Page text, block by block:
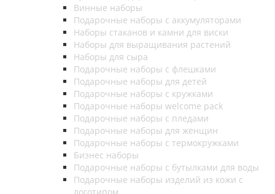
Винные наборы
Подарочные наборы с аккумуляторами
Наборы стаканов и камни для виски
Наборы для выращивания растений
Наборы для сыра
Подарочные наборы с флешками
Подарочные наборы для детей
Подарочные наборы с кружками
Подарочные наборы welcome pack
Подарочные наборы с пледами
Подарочные наборы для женщин
Подарочные наборы с термокружками
Бизнес наборы
Подарочные наборы с бутылками для воды
Подарочные наборы изделий из кожи с
логотипом